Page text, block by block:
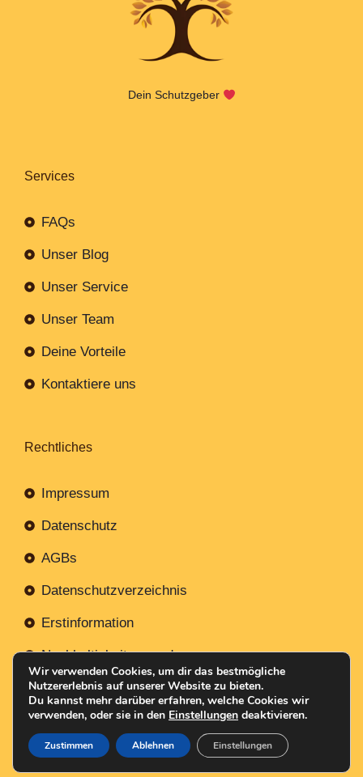
Dein Schutzgeber
Services
FAQs
Unser Blog
Unser Service
Unser Team
Deine Vorteile
Kontaktiere uns
Rechtliches
Impressum
Datenschutz
AGBs
Datenschutzverzeichnis
Erstinformation
Nachhaltigkeitsverordnung
Mit Erstellt NR-Webservices.de© 2026
Wir verwenden Cookies, um dir das bestmögliche
Nutzererlebnis auf unserer Website zu bieten.
Du kannst mehr darüber erfahren, welche Cookies wir
verwenden, oder sie in den Einstellungen deaktivieren.
Zustimmen Ablehnen Einstellungen